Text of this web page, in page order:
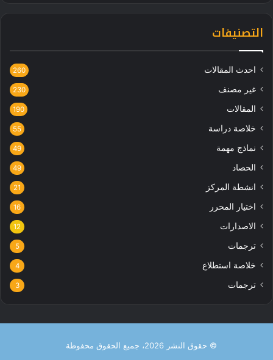
التصنيفات
احدث المقالات 260
غير مصنف 230
المقالات 190
خلاصة دراسة 55
نماذج مهمة 49
الحصاد 49
انشطة المركز 21
اختيار المحرر 16
الاصدارات 12
ترجمات 5
خلاصة استطلاع 4
ترجمات 3
© حقوق النشر 2026، جميع الحقوق محفوظة